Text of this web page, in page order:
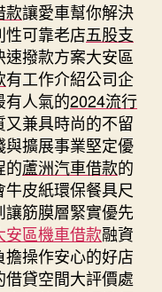
款讓愛車幫你解決
性可靠老店五股支
撥款方案大安區
有工作介紹公司企
有人氣的2024流行
兼具時尚的不留
與擴展事業堅定優
的蘆洲汽車借款的
皮紙環保餐具尺
筋膜層緊實優先
安區機車借款融資
操作安心的好店
貸空間大評價處